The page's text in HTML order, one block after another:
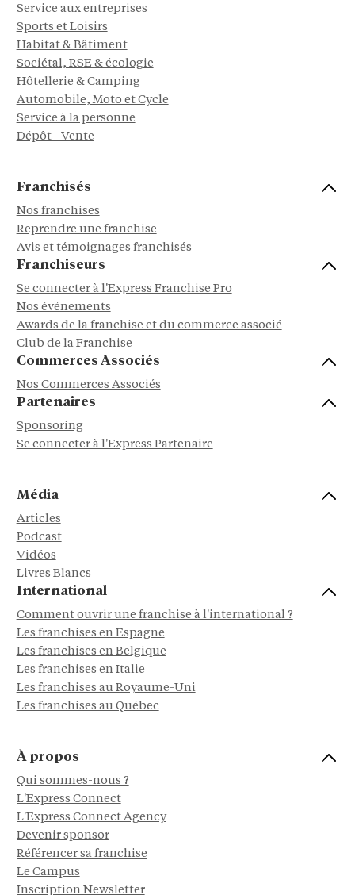
Service aux entreprises
Sports et Loisirs
Habitat & Bâtiment
Sociétal, RSE & écologie
Hôtellerie & Camping
Automobile, Moto et Cycle
Service à la personne
Dépôt - Vente
Franchisés
Nos franchises
Reprendre une franchise
Avis et témoignages franchisés
Franchiseurs
Se connecter à l'Express Franchise Pro
Nos événements
Awards de la franchise et du commerce associé
Club de la Franchise
Commerces Associés
Nos Commerces Associés
Partenaires
Sponsoring
Se connecter à l'Express Partenaire
Média
Articles
Podcast
Vidéos
Livres Blancs
International
Comment ouvrir une franchise à l'international ?
Les franchises en Espagne
Les franchises en Belgique
Les franchises en Italie
Les franchises au Royaume-Uni
Les franchises au Québec
À propos
Qui sommes-nous ?
L'Express Connect
L'Express Connect Agency
Devenir sponsor
Référencer sa franchise
Le Campus
Inscription Newsletter